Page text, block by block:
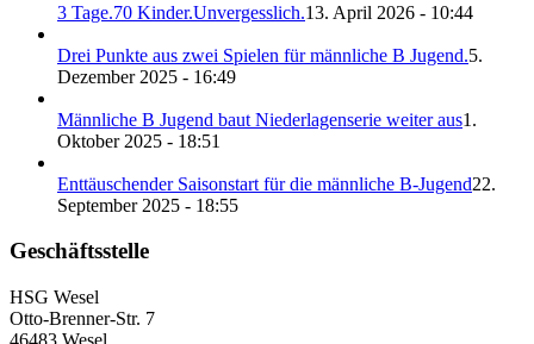
3 Tage.70 Kinder.Unvergesslich.13. April 2026 - 10:44
Drei Punkte aus zwei Spielen für männliche B Jugend.5.
Dezember 2025 - 16:49
Männliche B Jugend baut Niederlagenserie weiter aus1.
Oktober 2025 - 18:51
Enttäuschender Saisonstart für die männliche B-Jugend22.
September 2025 - 18:55
Geschäftsstelle
HSG Wesel
Otto-Brenner-Str. 7
46483 Wesel